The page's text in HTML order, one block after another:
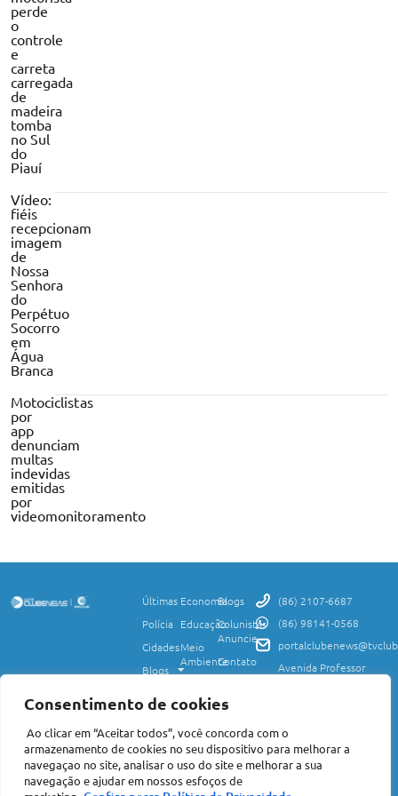
Consentimento de cookies
Ao clicar em “Aceitar todos”, você concorda com o
armazenamento de cookies no seu dispositivo para melhorar a
navegaçao no site, analisar o uso do site e melhorar a sua
navegação e ajudar em nossos esfoços de
perde
o
controle
e
carreta
carregada
de
madeira
tomba
no Sul
do
Piauí
Vídeo:
fiéis
recepcionam
imagem
de
Nossa
Senhora
do
Perpétuo
Socorro
em
Água
Branca
Motociclistas
por
app
denunciam
multas
indevidas
emitidas
por
videomonitoramento
Últimas
Polícia
Cidades
Blogs
Política
Concursos
e
Empregos
Economia
Educação
Meio
Ambiente
Saúde
Mundo
Agro
Nacional
Blogs
Colunistas
Anuncie
Contato
de Uso
Transparência
e Igualdade
(86) 2107-6687
(86) 98141-0568
Avenida Professor